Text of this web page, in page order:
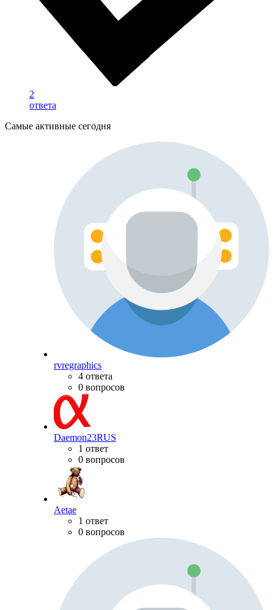
2
ответа
Самые активные сегодня
rvregraphics
4 ответа
0 вопросов
Daemon23RUS
1 ответ
0 вопросов
Aetae
1 ответ
0 вопросов